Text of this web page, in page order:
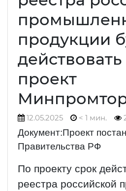
продукции
действовать
проект
12.05.2025 < 1 мин.
Документ:Проект
Правительства РФ
По проекту срок
реестра российской